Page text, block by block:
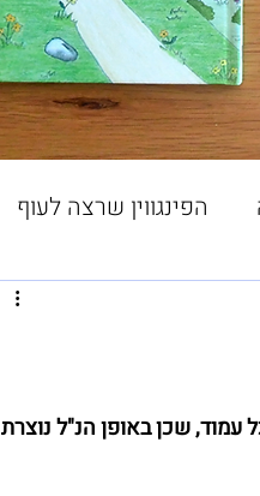
הפינגווין שרצה לעוף
עמוד, שכן באופן הנ"ל נוצרת